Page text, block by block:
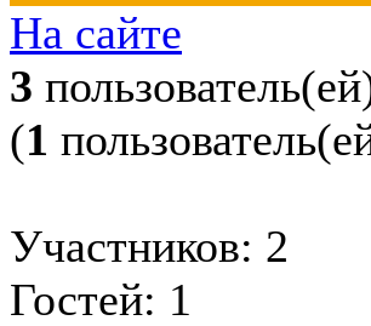
На сайте
3
(1
Участников: 2
Гостей: 1